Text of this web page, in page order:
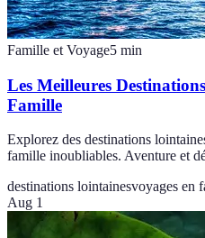
Famille et Voyage5 min
Les Meilleures
Famille
Explorez des destinations
famille inoubliables. Aventure et
destinations lointainesvoyages en
Aug 1